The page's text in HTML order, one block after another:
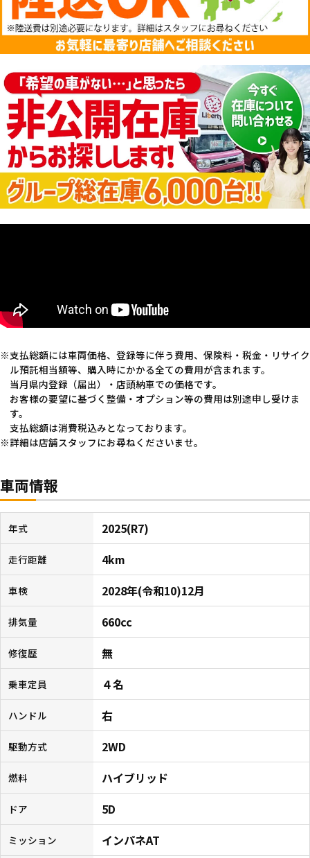
支払総額には車両価格、登録等に伴う費用、保険料・税金・リサイク
ル預託相当額等、購入時にかかる全ての費用が含まれます。
当月県内登録（届出）・店頭納車での価格です。
お客様の要望に基づく整備・オプション等の費用は別途申し受けま
す。
支払総額は消費税込みとなっております。
詳細は店舗スタッフにお尋ねくださいませ。
車両情報
年式 2025(R7)
走行距離 4km
車検 2028年(令和10)12月
排気量 660cc
修復歴 無
乗車定員 ４名
ハンドル 右
駆動方式 2WD
燃料 ハイブリッド
ドア 5D
ミッション インパネAT